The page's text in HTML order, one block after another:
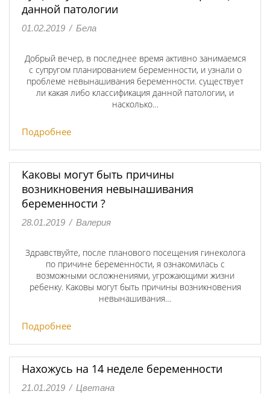
данной патологии
01.02.2019 / Бела
Добрый вечер, в последнее время активно занимаемся
с супругом планированием беременности, и узнали о
проблеме невынашивания беременности. существует
ли какая либо классификация данной патологии, и
насколько…
Подробнее
Каковы могут быть причины
возникновения невынашивания
беременности ?
28.01.2019 / Валерия
Здравствуйте, после планового посещения гинеколога
по причине беременности, я ознакомилась с
возможными осложнениями, угрожающими жизни
ребенку. Каковы могут быть причины возникновения
невынашивания…
Подробнее
Нахожусь на 14 неделе беременности
21.01.2019 / Цветана